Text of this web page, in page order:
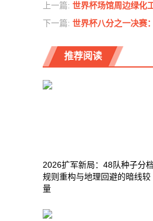
上一篇: 世界杯场馆周边绿化
下一篇: 世界杯八分之一决赛
推荐阅读
2026扩军新局：48队种子分档
规则重构与地理回避的暗线较
量